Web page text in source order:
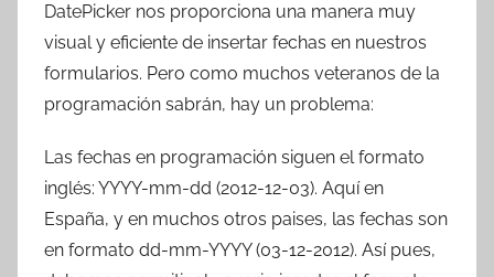
m
a
t
r
s
DatePicker nos proporciona una manera muy
visual y eficiente de insertar fechas en nuestros
formularios. Pero como muchos veteranos de la
programación sabrán, hay un problema:
Las fechas en programación siguen el formato
inglés: YYYY-mm-dd (2012-12-03). Aquí en
España, y en muchos otros paises, las fechas son
en formato dd-mm-YYYY (03-12-2012). Así pues,